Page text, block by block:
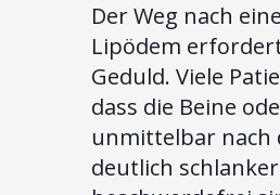
Der Weg nach
Lipödem
Geduld. Viele
dass die Beine
unmittelbar nach
deutlich